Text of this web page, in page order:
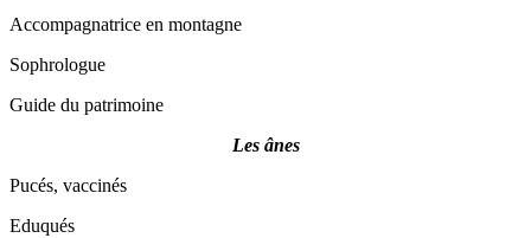
Accompagnatrice en montagne
Sophrologue
Guide du patrimoine
Les ânes
Pucés, vaccinés
Eduqués